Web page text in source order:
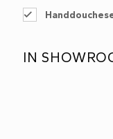
IN